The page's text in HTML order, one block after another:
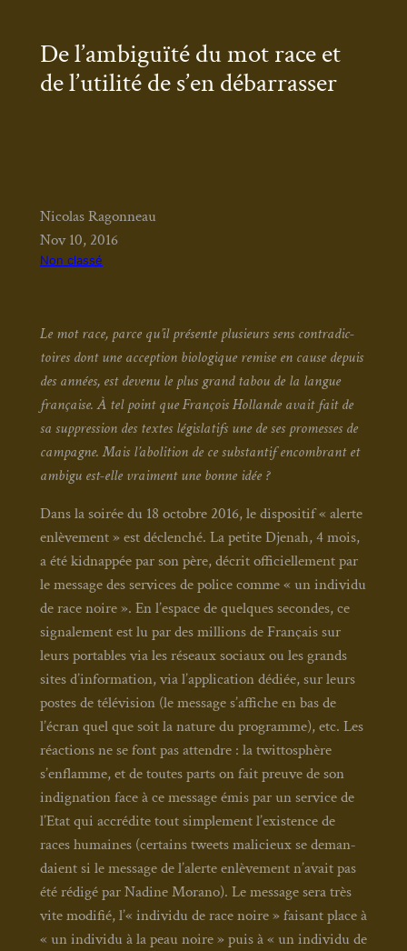
De l’ambiguïté du mot race et
de l’utilité de s’en débarrasser
Nicolas Ragonneau
Nov 10, 2016
Non classé
Le mot race, parce qu’il pré­sente plu­sieurs sens contra­dic­
toires dont une accep­tion bio­lo­gique remise en cause depuis
des années, est deve­nu le plus grand tabou de la langue
fran­çaise. À tel point que Fran­çois Hol­lande avait fait de
sa sup­pres­sion des textes légis­la­tifs une de ses pro­messes de
cam­pagne. Mais l’abolition de ce sub­stan­tif encom­brant et
ambi­gu est-elle vrai­ment une bonne idée ?
Dans la soi­rée du 18 octobre 2016, le dis­po­si­tif « alerte
enlè­ve­ment » est déclen­ché. La petite Dje­nah, 4 mois,
a été kid­nap­pée par son père, décrit offi­ciel­le­ment par
le mes­sage des ser­vices de police comme « un indi­vi­du
de race noire ». En l’espace de quelques secondes, ce
signa­le­ment est lu par des mil­lions de Fran­çais sur
leurs por­tables via les réseaux sociaux ou les grands
sites d’information, via l’application dédiée, sur leurs
postes de télé­vi­sion (le mes­sage s’affiche en bas de
l’écran quel que soit la nature du pro­gramme), etc. Les
réac­tions ne se font pas attendre : la twit­to­sphère
s’enflamme, et de toutes parts on fait preuve de son
indi­gna­tion face à ce mes­sage émis par un ser­vice de
l’Etat qui accré­dite tout sim­ple­ment l’existence de
races humaines (cer­tains tweets mali­cieux se deman­
daient si le mes­sage de l’alerte enlè­ve­ment n’avait pas
été rédi­gé par Nadine Mora­no). Le mes­sage sera très
vite modi­fié, l’« indi­vi­du de race noire » fai­sant place à
« un indi­vi­du à la peau noire » puis à « un indi­vi­du de